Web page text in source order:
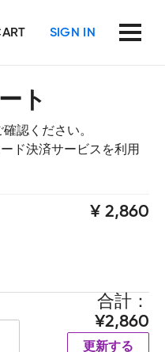
SIGN IN
ト
認ください。
ド決済サービスを利用
2,860
合計
2,860
更新する